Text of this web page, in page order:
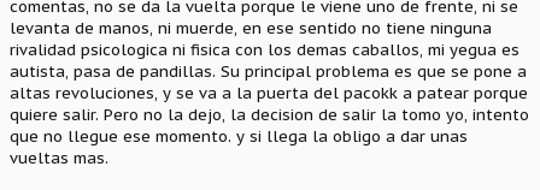
comentas, no se da la vuelta porque le viene uno de frente, ni se
levanta de manos, ni muerde, en ese sentido no tiene ninguna
rivalidad psicologica ni fisica con los demas caballos, mi yegua es
autista, pasa de pandillas. Su principal problema es que se pone a
altas revoluciones, y se va a la puerta del pacokk a patear porque
quiere salir. Pero no la dejo, la decision de salir la tomo yo, intento
que no llegue ese momento. y si llega la obligo a dar unas
vueltas mas.